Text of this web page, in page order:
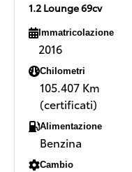
1.2 Lounge 69cv
Immatricolazione
2016
Chilometri
105.407 Km
(certificati)
Alimentazione
Benzina
Cambio